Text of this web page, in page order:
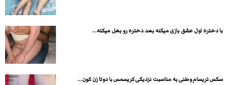
با دختره اول عشق بازی میکنه بعد دختره رو بغل میکنه...
سکس تریسام وطنی به مناسبت نزدیکی کریسمس با دوتا زن کون...